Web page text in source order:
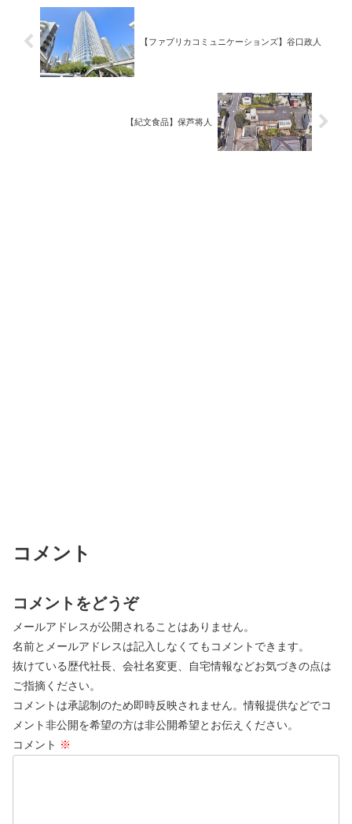
【ファブリカコミュニケーションズ】谷口政人
【紀文食品】保芦将人
コメント
コメントをどうぞ
メールアドレスが公開されることはありません。
名前とメールアドレスは記入しなくてもコメントできます。
抜けている歴代社長、会社名変更、自宅情報などお気づきの点は
ご指摘ください。
コメントは承認制のため即時反映されません。情報提供などでコ
メント非公開を希望の方は非公開希望とお伝えください。
コメント ※